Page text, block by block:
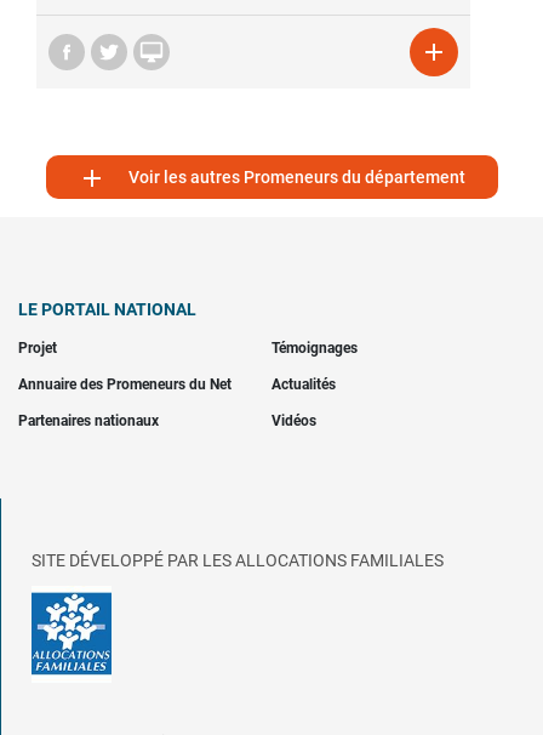
 
 Voir les autres Promeneurs du département
LE PORTAIL NATIONAL
Projet Témoignages
Annuaire des Promeneurs du Net Actualités
Partenaires nationaux Vidéos
SITE DÉVELOPPÉ PAR LES ALLOCATIONS FAMILIALES